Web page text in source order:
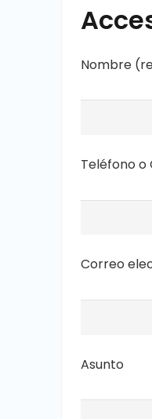
Nombre
Teléfono o
Correo
Asunto